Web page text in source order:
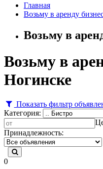
Главная
Возьму в аренду
Возьму в
Возьму в
Ногинске
Показать фильтр
Категория:
Принадлежность:
0